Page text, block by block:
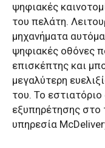
ψηφιακές
του πελάτη.
μηχανήματα
ψηφιακές οθόνες
επισκέπτης και
μεγαλύτερη
του. Το
εξυπηρέτησης στο
υπηρεσία